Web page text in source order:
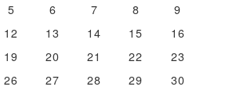
5 6 7 8
9
12 13 14 15
16
19 20 21 22
23
26 27 28 29
30